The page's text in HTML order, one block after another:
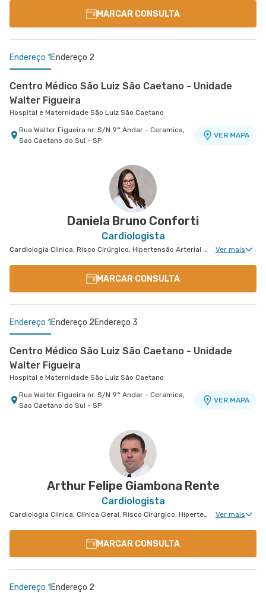
MARCAR CONSULTA
Endereço 1 Endereço 2
Centro Médico São Luiz São Caetano - Unidade
Walter Figueira
Hospital e Maternidade São Luiz São Caetano
Rua Walter Figueira nr. S/N 9° Andar - Ceramica,
Sao Caetano do Sul - SP
VER MAPA
Rua do Oratorio nr. 1369 - Mooca, Sao Paulo - SP
Daniela Bruno Conforti
Cardiologista
Cardiologia Clinica, Risco Cirúrgico, Hipertensão Arterial Refratária, Doença Coronariana Ver mais
MARCAR CONSULTA
Endereço 1 Endereço 2Endereço 3
Centro Médico São Luiz São Caetano - Unidade
Walter Figueira
Hospital e Maternidade São Luiz São Caetano
Rua Walter Figueira nr. S/N 9° Andar - Ceramica,
Sao Caetano do Sul - SP
VER MAPA
Rua do Oratorio nr. 1369 - Mooca, Sao Paulo - SP
Rua Doutor Alceu de Campos Rodrigues nr. 46
Cardiologia D'Or Edifício Visionaire - Vila Nova
Arthur Felipe Giambona Rente
Cardiologista
Cardiologia Clinica, Clínica Geral, Risco Cirúrgico, Hipertensão Arterial Refratária, Doença Coronariana, Tratamento de Insuficiência Cardíaca, Tratamento de Miocardiopatia, Cardiologia Oncológica Ver mais
MARCAR CONSULTA
Endereço 1 Endereço 2